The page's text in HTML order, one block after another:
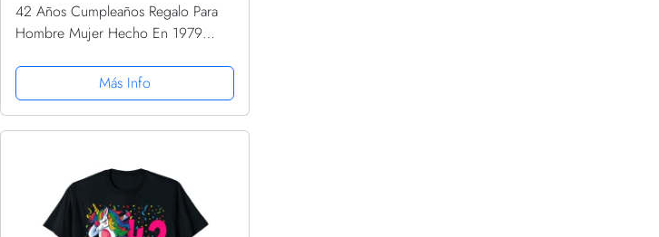
42 Años Cumpleaños Regalo Para
Hombre Mujer Hecho En 1979
Más Info